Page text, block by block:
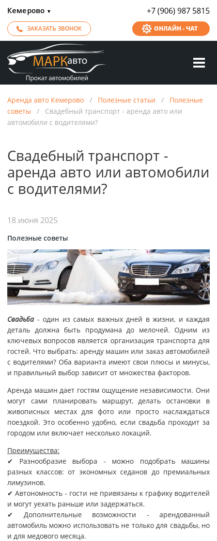
Кемерово ▼ +7 (906) 987 5815
ЗАКАЗАТЬ ЗВОНОК ОНЛАЙН - ЧАТ
Аренда авто Кемерово / Полезные статьи / Полезные
советы / Свадебный транспорт - аренда авто или
автомобили с водителями?
Свадебный транспорт -
аренда авто или автомобили
с водителями?
18 июня 2025
Полезные советы
Свадьба - один из самых важных дней в жизни, и каждая
деталь должна быть продумана до мелочей. Одним из
ключевых вопросов является организация транспорта для
гостей. Что выбрать: аренду машин или заказ автомобилей
с водителями? Оба варианта имеют свои плюсы и минусы,
и правильный выбор зависит от множества факторов.
Аренда машин дает гостям ощущение независимости. Они
могут сами планировать маршрут, делать остановки в
живописных местах для фото или просто наслаждаться
поездкой. Это особенно удобно, если свадьба проходит за
городом или включает несколько локаций.
Преимущества:
✔ Разнообразие выбора - можно подобрать машины
разных классов: от экономных седанов до премиальных
лимузинов.
✔ Автономность - гости не привязаны к графику водителей
и могут уехать раньше или задержаться.
✔ Дополнительные возможности - арендованный
автомобиль можно использовать не только для свадьбы, но
и для медового месяца.